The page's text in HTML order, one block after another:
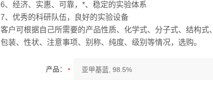
6、经济、实惠、可靠，*、稳定的实验体系
7、优秀的科研队伍，良好的实验设备
客户可根据自己所需要的产品性质、化学式、分子式、结构
包装、性状、注意事项、别称、纯度、级别等情况，选购。
产品：